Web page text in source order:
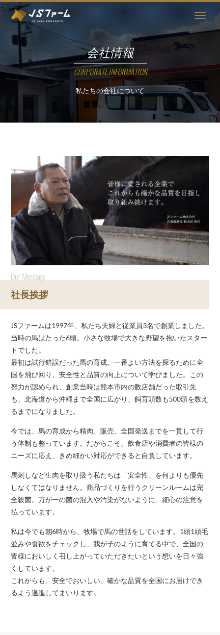
JSファーム
会社情報
CORPORATE INFORMATION
私たちの会社について
社長挨拶
Our Message
JSファームは1997年、私たち夫婦と従業員3名で創業しました。
当時の馬はたった6頭。小さな牧場で大きな野望を抱いたスター
トでした。
最初は試行錯誤だった馬の育成。一番よい方法を探るために全
国を飛び回り、安全性と品質の向上について学びました。この
努力が認められ、創業当時は熊本市内の数店舗だった取引先
も、北海道から沖縄まで全国に広がり、飼育頭数も500頭を数え
るまでになりました。
今では、馬の育成から精肉、販売、全国発送までを一貫して行
う体制も整っています。だからこそ、飲食店や消費者の皆様の
ニーズに応え、きめ細かい対応ができると自負しています。
馬刺しなど生肉を取り扱う私たちは「安全性」を何よりも優先
しなくてはなりません。商品づくりを行うクリーンルームは完
全殺菌。万が一の菌の混入や汚染がないように、細心の注意を
払っています。
私は今でも朝6時から、牧場で馬の世話をしています。1頭1頭毛
並みや食欲をチェックし、我が子のように育てる中で、全国の
皆様においしく召し上がっていただきたいという想いを日々強
くしています。
これからも、安全でおいしい、確かな品質を全国にお届けでき
るよう邁進してまいります。